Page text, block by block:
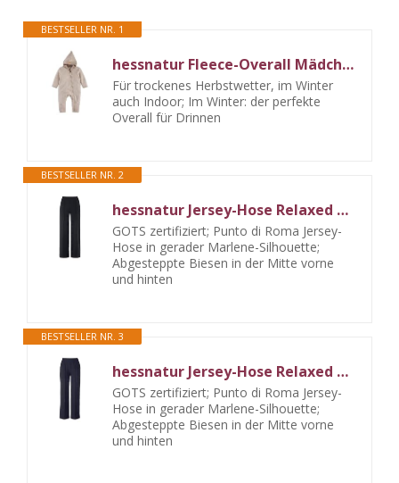
BESTSELLER NR. 1
hessnatur Fleece-Overall Mädchen und Jungen Unisex aus Reiner Bio-Baumwolle | nachhaltig und fair hergestellt (Fair Wear Foundation)
Für trockenes Herbstwetter, im Winter
auch Indoor; Im Winter: der perfekte
Overall für Drinnen
BESTSELLER NR. 2
hessnatur Jersey-Hose Relaxed Wide Leg aus Bio-Baumwolle
GOTS zertifiziert; Punto di Roma Jersey-
Hose in gerader Marlene-Silhouette;
Abgesteppte Biesen in der Mitte vorne
und hinten
BESTSELLER NR. 3
hessnatur Jersey-Hose Relaxed Wide Leg aus Bio-Baumwolle
GOTS zertifiziert; Punto di Roma Jersey-
Hose in gerader Marlene-Silhouette;
Abgesteppte Biesen in der Mitte vorne
und hinten